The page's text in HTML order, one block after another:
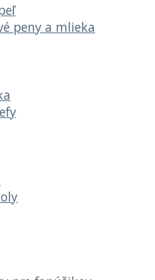
peny a mlieka